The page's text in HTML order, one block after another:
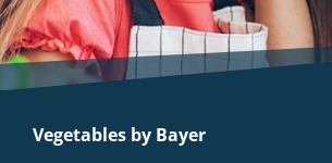
Vegetables by Bayer